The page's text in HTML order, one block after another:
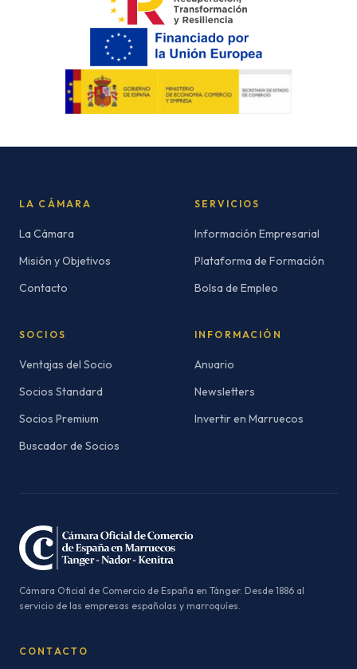
LA CÁMARA
La Cámara
Misión y Objetivos
Contacto
SERVICIOS
Información Empresarial
Plataforma de Formación
Bolsa de Empleo
SOCIOS
Ventajas del Socio
Socios Standard
Socios Premium
Buscador de Socios
INFORMACIÓN
Anuario
Newsletters
Invertir en Marruecos
Cámara Oficial de Comercio de España en Tánger. Desde 1886 al
servicio de las empresas españolas y marroquíes.
CONTACTO